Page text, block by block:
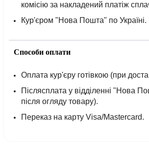
комісію за накладений платіж
Кур'єром "Нова Пошта" по Україні.
Способи оплати
Оплата кур'єру готівкою (при
Післясплата у відділенні "Нова
після огляду товару).
Переказ на карту Visa/Mastercard.